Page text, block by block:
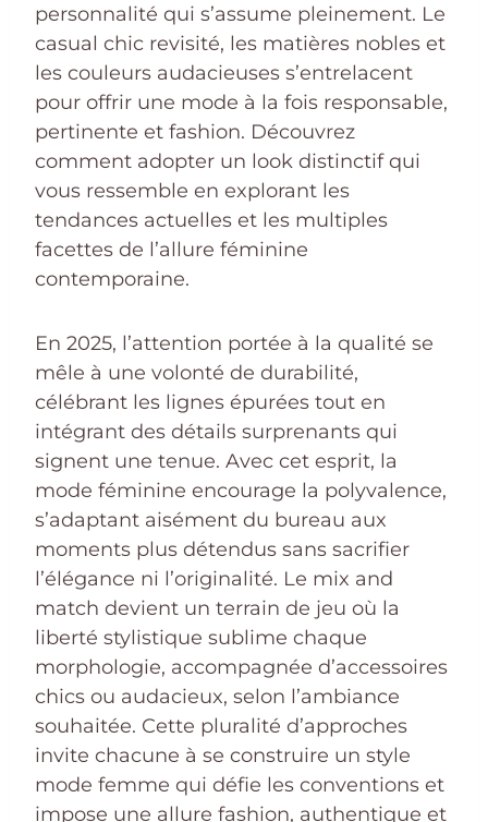
personnalité qui s’assume pleinement. Le
casual chic revisité, les matières nobles et
les couleurs audacieuses s’entrelacent
pour offrir une mode à la fois responsable,
pertinente et fashion. Découvrez
comment adopter un look distinctif qui
vous ressemble en explorant les
tendances actuelles et les multiples
facettes de l’allure féminine
contemporaine.
En 2025, l’attention portée à la qualité se
mêle à une volonté de durabilité,
célébrant les lignes épurées tout en
intégrant des détails surprenants qui
signent une tenue. Avec cet esprit, la
mode féminine encourage la polyvalence,
s’adaptant aisément du bureau aux
moments plus détendus sans sacrifier
l’élégance ni l’originalité. Le mix and
match devient un terrain de jeu où la
liberté stylistique sublime chaque
morphologie, accompagnée d’accessoires
chics ou audacieux, selon l’ambiance
souhaitée. Cette pluralité d’approches
invite chacune à se construire un style
mode femme qui défie les conventions et
impose une allure fashion, authentique et